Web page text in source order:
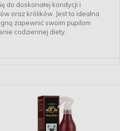
do doskonałej kondycji i
oraz królików. Jest to idealna
zapewnić swoim pupilom
codziennej diety.